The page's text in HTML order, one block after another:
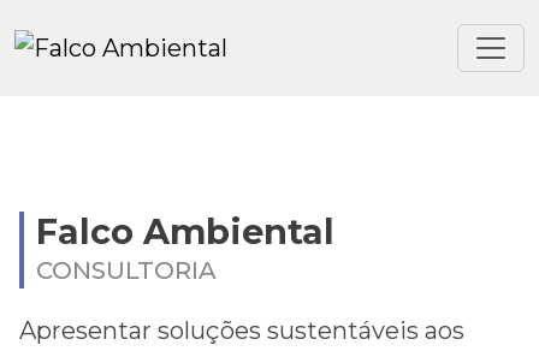
Falco Ambiental
CONSULTORIA
Apresentar soluções sustentáveis aos